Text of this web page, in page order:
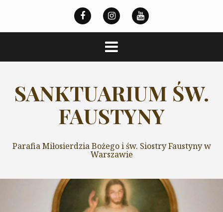
treści
SANKTUARIUM ŚW.
FAUSTYNY
Parafia Miłosierdzia Bożego i św. Siostry Faustyny w
Warszawie